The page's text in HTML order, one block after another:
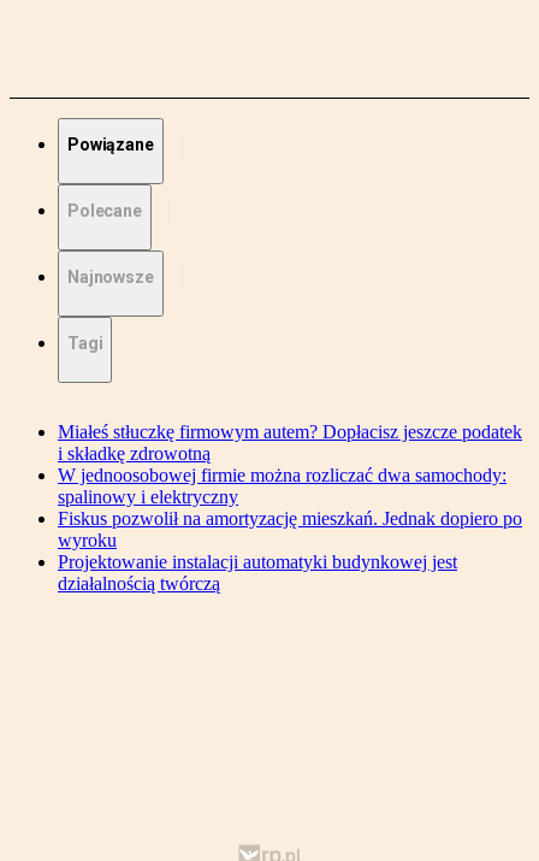
Powiązane
Polecane
Najnowsze
Tagi
Miałeś stłuczkę firmowym autem? Dopłacisz jeszcze podatek
i składkę zdrowotną
W jednoosobowej firmie można rozliczać dwa samochody:
spalinowy i elektryczny
Fiskus pozwolił na amortyzację mieszkań. Jednak dopiero po
wyroku
Projektowanie instalacji automatyki budynkowej jest
działalnością twórczą